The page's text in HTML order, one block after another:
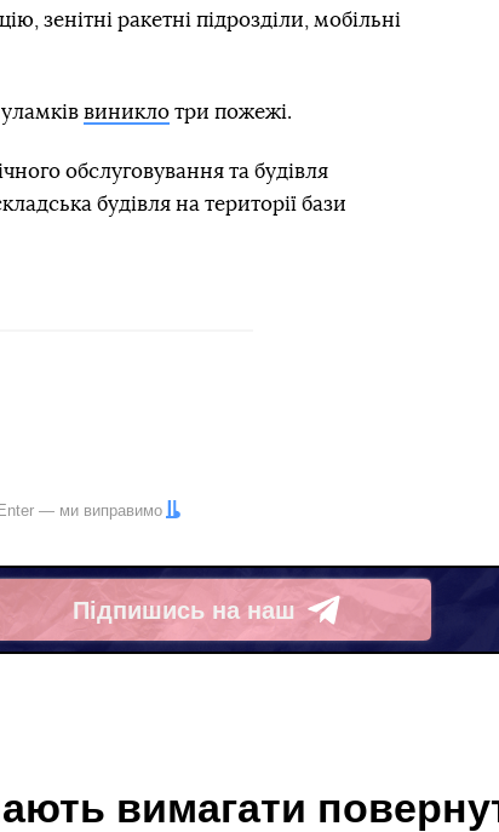
зенітні ракетні підрозділи, мобільні
виникло три пожежі.
обслуговування та будівля
будівля на території бази
Enter — ми виправимо
Підпишись на наш
Telegram
вимагати